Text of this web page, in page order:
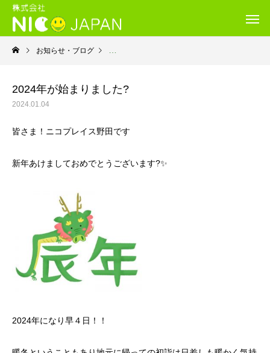
お知らせ・ブログ 就労継続支援Ｂ型・ニコプレイス
2024年が始まりました?
2024.01.04
皆さま！ニコプレイス野田です
新年あけましておめでとうございます?✨
2024年になり早４日！！